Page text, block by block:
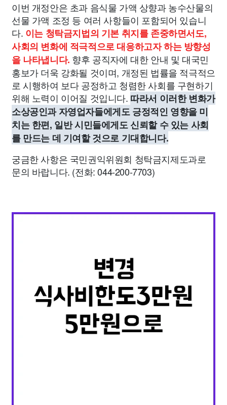
이번 개정안은 초과 음식물 가액 상향과 농수산물의
선물 가액 조정 등 여러 사항들이 포함되어 있습니
다. 이는 청탁금지법의 기본 취지를 존중하면서도,
사회의 변화에 적극적으로 대응하고자 하는 방향성
을 나타냅니다. 향후 공직자에 대한 안내 및 대국민
홍보가 더욱 강화될 것이며, 개정된 법률을 적극적으
로 시행하여 보다 공정하고 청렴한 사회를 구현하기
위해 노력이 이어질 것입니다. 따라서 이러한 변화가
소상공인과 자영업자들에게도 긍정적인 영향을 미
치는 한편, 일반 시민들에게도 신뢰할 수 있는 사회
를 만드는 데 기여할 것으로 기대합니다.
궁금한 사항은 국민권익위원회 청탁금지제도과로
문의 바랍니다. (전화: 044-200-7703)